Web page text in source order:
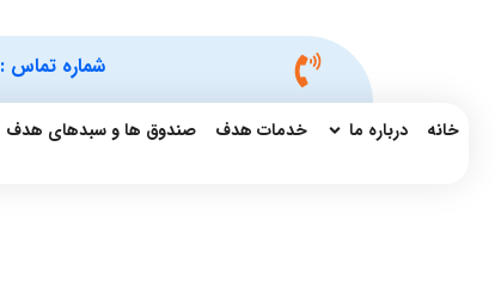
شماره تماس :
خانه درباره ما خدمات هدف صندوق ها و سبدهای هدف